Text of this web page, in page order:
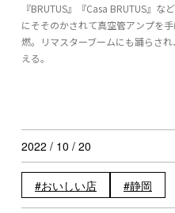
『BRUTUS』『Casa BRUTUS』
にそそのかされて真空管アンプを
燃。リマスターブームにも踊らさ
える。
2022 / 10 / 20
おいしい店 静岡